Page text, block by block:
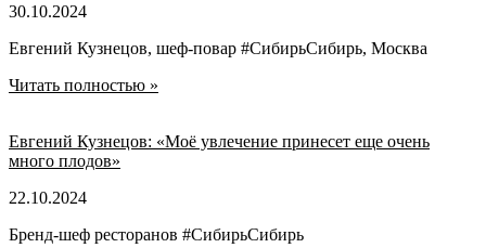
30.10.2024
Евгений Кузнецов, шеф-повар #СибирьСибирь, Москва
Читать полностью »
Евгений Кузнецов: «Моё увлечение принесет еще очень
много плодов»
22.10.2024
Бренд-шеф ресторанов #СибирьСибирь